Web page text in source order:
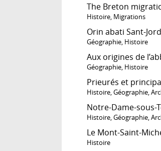
The Breton
Histoire, Migrations
Orin abati Sant-
Géographie, Histoire
Aux origines de
Géographie, Histoire
Prieurés et
Histoire,Géographie,
Notre-Dame-sous-
Histoire,Géographie,
Le Mont-Saint-
Histoire